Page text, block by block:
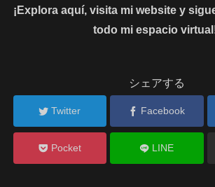
¡Explora aquí, visita mi website y
todo mi espacio
シェアする
Twitter Facebook
Pocket LINE